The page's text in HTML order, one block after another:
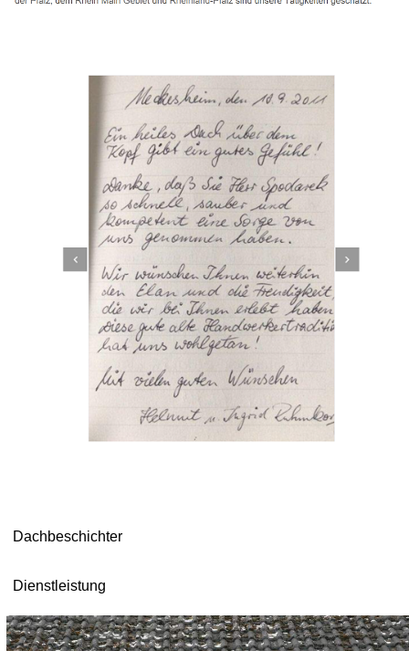
Dachbeschichter
Dienstleistung